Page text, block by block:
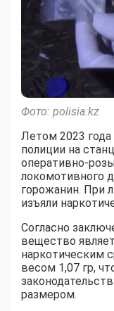
Фото: polisia.kz
Летом 2023 года
полиции на
оперативно-
локомотивного
горожанин. При
изъяли
Согласно
вещество
наркотическим
весом 1,07 гр,
размером.